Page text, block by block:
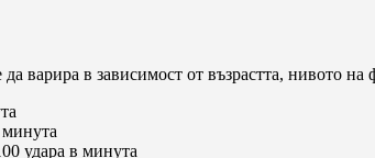
варира в зависимост от възрастта, нивото
минута
удара в минута